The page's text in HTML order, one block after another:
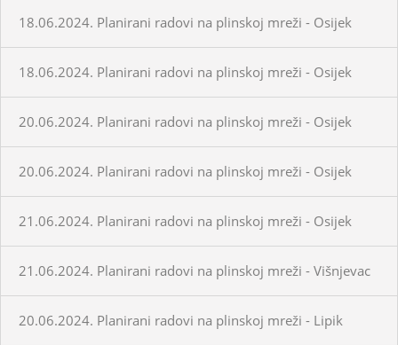
18.06.2024. Planirani radovi na plinskoj mreži - Osijek
18.06.2024. Planirani radovi na plinskoj mreži - Osijek
20.06.2024. Planirani radovi na plinskoj mreži - Osijek
20.06.2024. Planirani radovi na plinskoj mreži - Osijek
21.06.2024. Planirani radovi na plinskoj mreži - Osijek
21.06.2024. Planirani radovi na plinskoj mreži - Višnjevac
20.06.2024. Planirani radovi na plinskoj mreži - Lipik